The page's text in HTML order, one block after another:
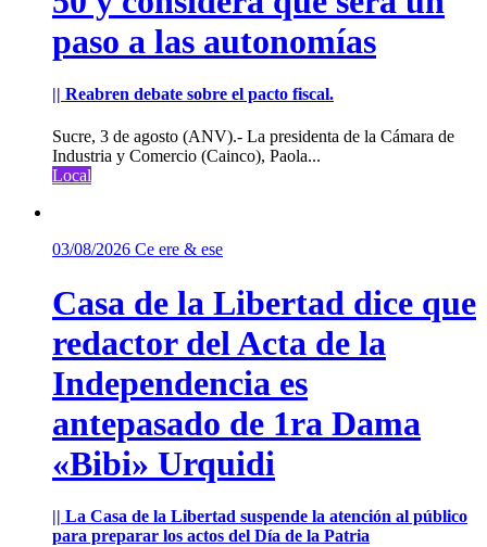
paso a las autonomías
|| Reabren debate sobre el pacto fiscal.
Sucre, 3 de agosto (ANV).- La presidenta de la Cámara de
Industria y Comercio (Cainco), Paola...
Local
03/08/2026 Ce ere & ese
Casa de la Libertad dice que
redactor del Acta de la
Independencia es
antepasado de 1ra Dama
«Bibi» Urquidi
|| La Casa de la Libertad suspende la atención al público
para preparar los actos del Día de la Patria